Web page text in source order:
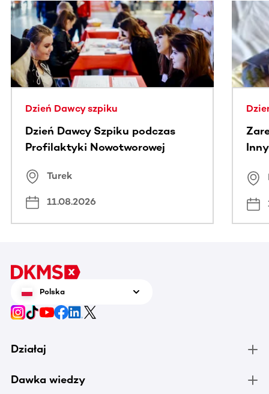
Ta sekcja zawiera treści przewijane w poziomie. Użyj
Dzień Dawcy szpiku
Dzień Dawcy Szpiku podczas
Profilaktyki Nowotworowej
Turek
11.08.2026
Polska
Działaj
Dawka wiedzy